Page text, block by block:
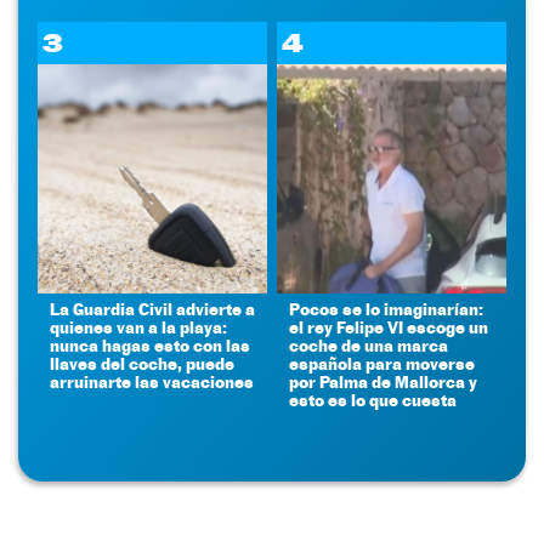
3
La Guardia Civil advierte a
quienes van a la playa:
nunca hagas esto con las
llaves del coche, puede
arruinarte las vacaciones
4
Pocos se lo imaginarían:
el rey Felipe VI escoge un
coche de una marca
española para moverse
por Palma de Mallorca y
esto es lo que cuesta